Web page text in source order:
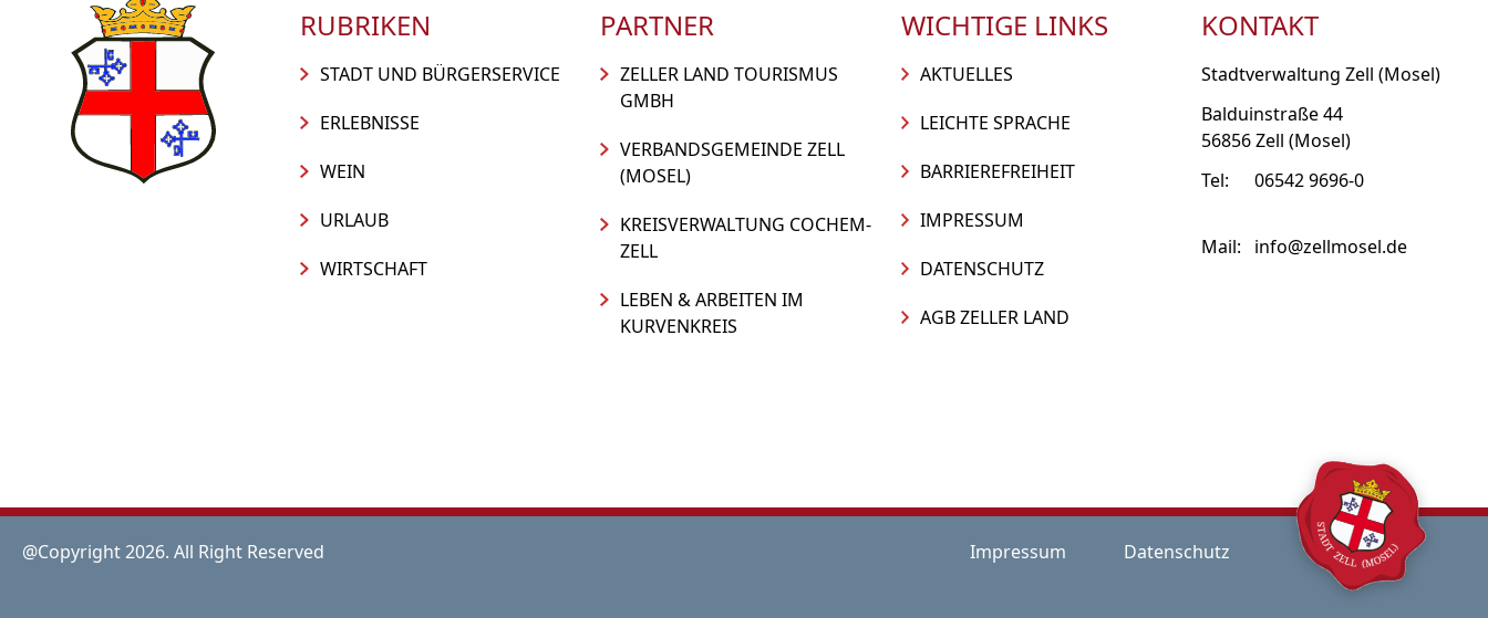
RUBRIKEN
STADT UND BÜRGERSERVICE
ERLEBNISSE
WEIN
URLAUB
WIRTSCHAFT
PARTNER
ZELLER LAND TOURISMUS
GMBH
VERBANDSGEMEINDE ZELL
(MOSEL)
KREISVERWALTUNG COCHEM-
ZELL
LEBEN & ARBEITEN IM
KURVENKREIS
WICHTIGE LINKS
AKTUELLES
LEICHTE SPRACHE
BARRIEREFREIHEIT
IMPRESSUM
DATENSCHUTZ
AGB ZELLER LAND
KONTAKT
Stadtverwaltung Zell (Mosel)
Balduinstraße 44
56856 Zell (Mosel)
Tel:
06542 9696-0
Mail: info@zellmosel.de
@Copyright 2026. All Right Reserved Impressum Datenschutz